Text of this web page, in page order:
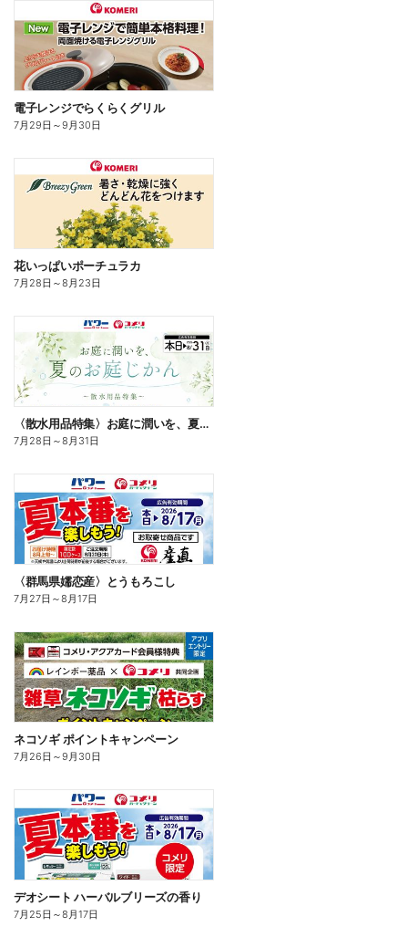
電子レンジでらくらくグリル
7月29日 ～9月30日
花いっぱいポーチュラカ
7月28日 ～8月23日
〈散水用品特集〉お庭に潤いを、夏のお庭じかん
7月28日 ～8月31日
〈群馬県嬬恋産〉とうもろこし
7月27日 ～8月17日
ネコソギ ポイントキャンペーン
7月26日 ～9月30日
デオシート ハーバルブリーズの香り
7月25日 ～8月17日